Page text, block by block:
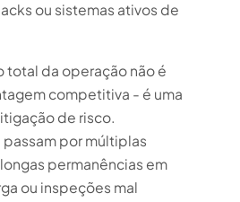
ou sistemas ativos de
total da operação não é
competitiva - é uma
de risco.
por múltiplas
permanências em
ou inspeções mal